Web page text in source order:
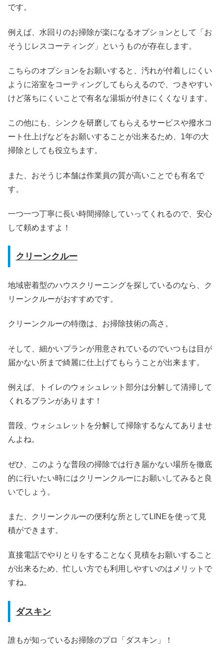
です。
例えば、水回りのお掃除が楽になるオプションとして「お
そうじレスコーティング」というものが存在します。
こちらのオプションをお願いすると、汚れが付着しにくい
ように浴室をコーティングしてもらえるので、つきやすい
けど落ちにくいことで有名な湯垢が付きにくくなります。
この他にも、シンクを研磨してもらえるサービスや撥水コ
ート仕上げなどをお願いすることが出来るため、1年の大
掃除としても役立ちます。
また、おそうじ本舗は作業員の質が高いことでも有名で
す。
一つ一つ丁寧に長い時間掃除していってくれるので、安心
して頼めますよ！
クリーンクルー
地域密着型のハウスクリーニングを探しているのなら、ク
リーンクルーがおすすめです。
クリーンクルーの特徴は、お掃除技術の高さ。
そして、細かいプランが用意されているのでいつもは目が
届かない所まで綺麗に仕上げてもらうことが出来ます。
例えば、トイレのウォシュレット部分は分解して清掃して
くれるプランがあります！
普段、ウォシュレットを分解して掃除するなんてありませ
んよね。
ぜひ、このような普段の掃除では行き届かない場所を徹底
的に行いたい時にはクリーンクルーにお願いしてみると良
いでしょう。
また、クリーンクルーの便利な所としてLINEを使って見
積ができます。
直接電話でやりとりをすることなく見積をお願いすること
が出来るため、忙しい方でも利用しやすいのはメリットで
すね。
ダスキン
誰もが知っているお掃除のプロ「ダスキン」！